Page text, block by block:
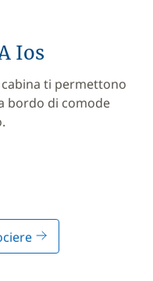
Ios
ti permettono
bordo di comode